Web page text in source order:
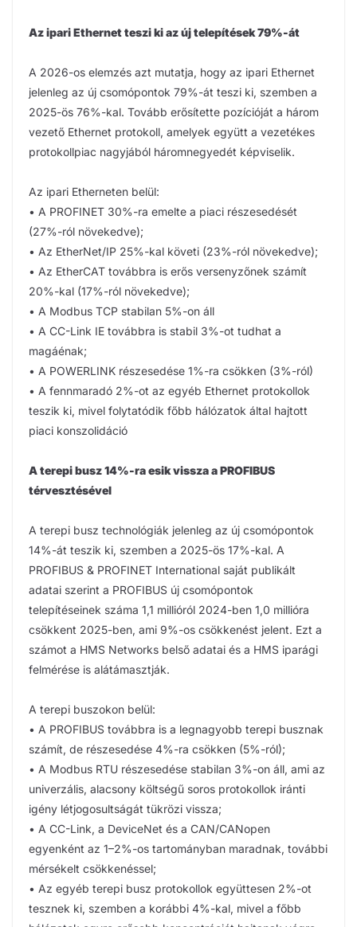
Az ipari Ethernet teszi ki az új telepítések 79%-át
A 2026-os elemzés azt mutatja, hogy az ipari Ethernet
jelenleg az új csomópontok 79%-át teszi ki, szemben a
2025-ös 76%-kal. Tovább erősítette pozícióját a három
vezető Ethernet protokoll, amelyek együtt a vezetékes
protokollpiac nagyjából háromnegyedét képviselik.
Az ipari Etherneten belül:
• A PROFINET 30%-ra emelte a piaci részesedését
(27%-ról növekedve);
• Az EtherNet/IP 25%-kal követi (23%-ról növekedve);
• Az EtherCAT továbbra is erős versenyzőnek számít
20%-kal (17%-ról növekedve);
• A Modbus TCP stabilan 5%-on áll
• A CC-Link IE továbbra is stabil 3%-ot tudhat a
magáénak;
• A POWERLINK részesedése 1%-ra csökken (3%-ról)
• A fennmaradó 2%-ot az egyéb Ethernet protokollok
teszik ki, mivel folytatódik főbb hálózatok által hajtott
piaci konszolidáció
A terepi busz 14%-ra esik vissza a PROFIBUS
térvesztésével
A terepi busz technológiák jelenleg az új csomópontok
14%-át teszik ki, szemben a 2025-ös 17%-kal. A
PROFIBUS & PROFINET International saját publikált
adatai szerint a PROFIBUS új csomópontok
telepítéseinek száma 1,1 millióról 2024-ben 1,0 millióra
csökkent 2025-ben, ami 9%-os csökkenést jelent. Ezt a
számot a HMS Networks belső adatai és a HMS iparági
felmérése is alátámasztják.
A terepi buszokon belül:
• A PROFIBUS továbbra is a legnagyobb terepi busznak
számít, de részesedése 4%-ra csökken (5%-ról);
• A Modbus RTU részesedése stabilan 3%-on áll, ami az
univerzális, alacsony költségű soros protokollok iránti
igény létjogosultságát tükrözi vissza;
• A CC-Link, a DeviceNet és a CAN/CANopen
egyenként az 1–2%-os tartományban maradnak, további
mérsékelt csökkenéssel;
• Az egyéb terepi busz protokollok együttesen 2%-ot
tesznek ki, szemben a korábbi 4%-kal, mivel a főbb